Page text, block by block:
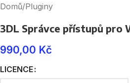
Domů/Pluginy
3DL Správce přístupů pro
990,00 Kč
LICENCE